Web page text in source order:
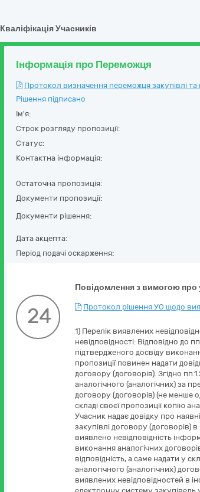
Кваліфікація Учасників
Інформація про Переможця
Протокол визначення переможця закупівлі
Рішення підписано
Ім'я:
Строк розгляду пропозиції:
Статус:
Контактна інформація:
Остаточна пропозиція:
Документи пропозиції:
Документи рішення:
Дата акцепта:
Період подачі оскарження:
Повідомлення з вимогою про
24 Протокол рішення УО щодо
1) Перелік виявлених
невідповідності: Відповідно до
підтвердженого досвіду
пропозиції повинен надати
договору (договорів). Згідно
аналогічного (аналогічних) за
договору (договорів) (не менше
складі своєї пропозиції копію
Учасник надає довідку про
закупівлі договору (договорів)
виявлено невідповідність
виконання аналогічних
відповідність, а саме надати у
аналогічного (аналогічних)
виявлених невідповідностей в